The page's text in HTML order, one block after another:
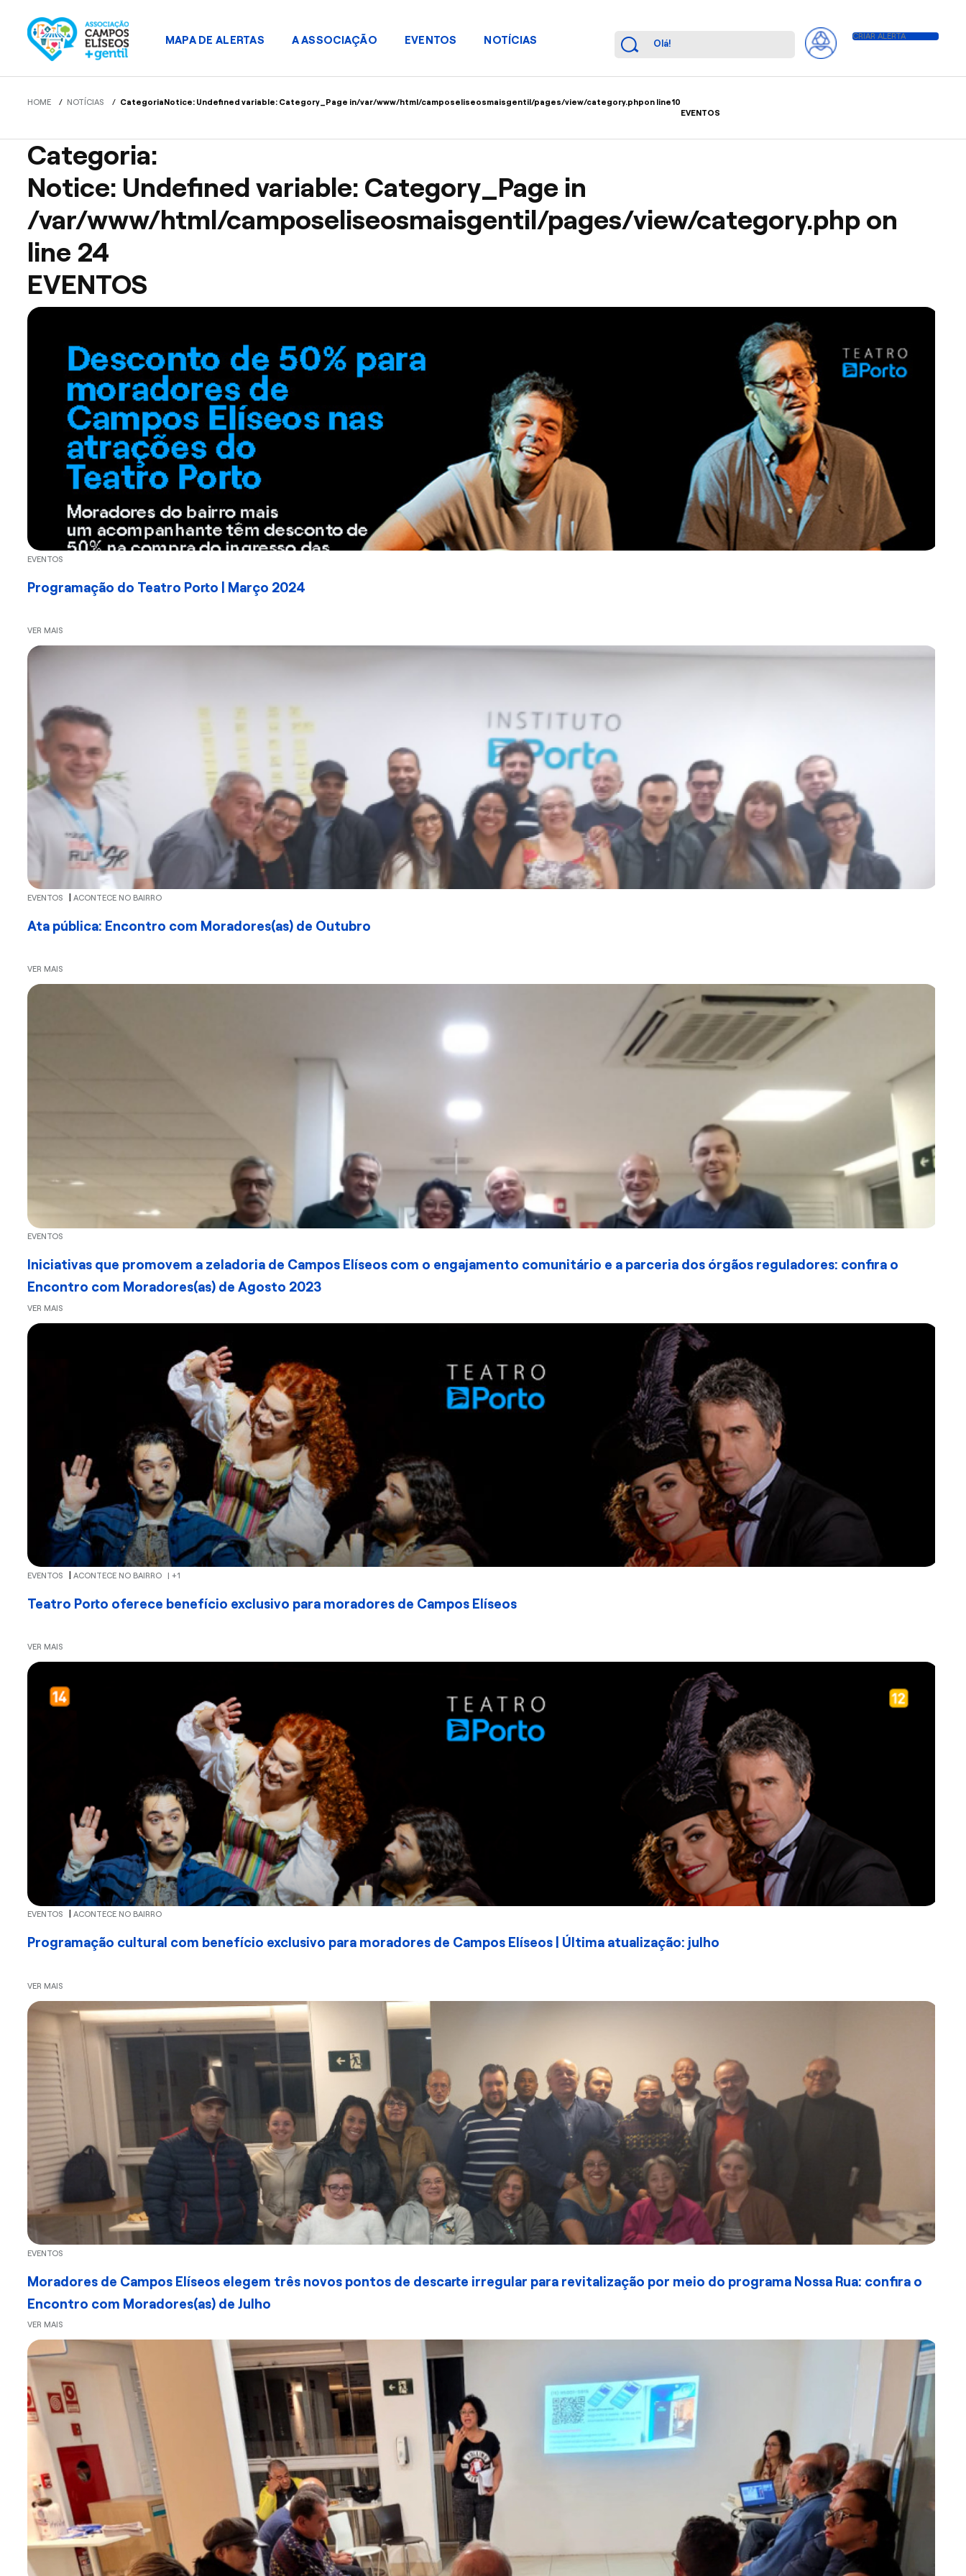
MAPA DE ALERTAS A ASSOCIAÇÃO EVENTOS NOTÍCIAS CRIAR ALERTA
HOME / NOTÍCIAS / CategoriaNotice: Undefined variable: Category_Page in/var/www/html/camposeliseosmaisgentil/pages/view/category.phpon line10
EVENTOS
Categoria:
Notice: Undefined variable: Category_Page in
/var/www/html/camposeliseosmaisgentil/pages/view/category.php on
line 24
EVENTOS
EVENTOS
Programação do Teatro Porto | Março 2024
VER MAIS
EVENTOS ACONTECE NO BAIRRO
Ata pública: Encontro com Moradores(as) de Outubro
VER MAIS
EVENTOS
Iniciativas que promovem a zeladoria de Campos Elíseos com o engajamento comunitário e a parceria dos órgãos reguladores: confira o
Encontro com Moradores(as) de Agosto 2023
VER MAIS
EVENTOS ACONTECE NO BAIRRO | +1
Teatro Porto oferece benefício exclusivo para moradores de Campos Elíseos
VER MAIS
EVENTOS ACONTECE NO BAIRRO
Programação cultural com benefício exclusivo para moradores de Campos Elíseos | Última atualização: julho
VER MAIS
EVENTOS
Moradores de Campos Elíseos elegem três novos pontos de descarte irregular para revitalização por meio do programa Nossa Rua: confira o
Encontro com Moradores(as) de Julho
VER MAIS